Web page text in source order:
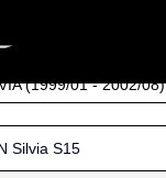
(1999/01 - 2002/08)
Silvia S15